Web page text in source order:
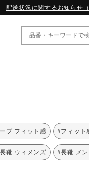
配送状況に関するお知らせ
｜特集
MITA｜特集
｜特集
ラーパック｜特集
ブ フィット感 #フィット
靴 ウィメンズ #長靴 メ